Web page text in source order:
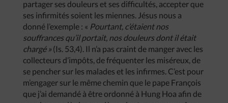
partager ses douleurs et ses difficultés, accepter que
ses infirmités soient les miennes. Jésus nous a
donné l’exemple : « Pourtant, c’étaient nos
souffrances qu’il portait, nos douleurs dont il était
chargé » (Is. 53,4). Il n’a pas craint de manger avec les
collecteurs d’impôts, de fréquenter les miséreux, de
se pencher sur les malades et les infirmes. C’est pour
m’engager sur le même chemin que le pape François
que j’ai demandé à être ordonné à Hung Hoa afin de